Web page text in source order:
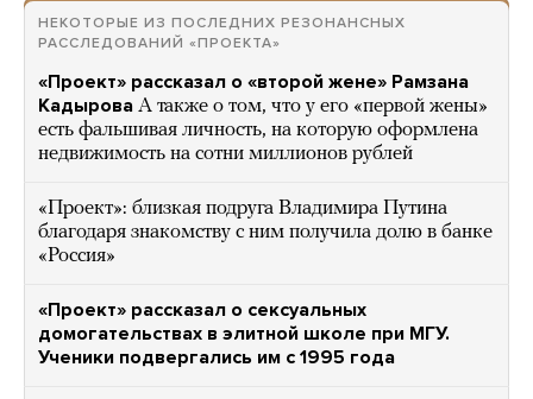
НЕКОТОРЫЕ ИЗ ПОСЛЕДНИХ РЕЗОНАНСНЫХ
РАССЛЕДОВАНИЙ «ПРОЕКТА»
«Проект» рассказал о «второй жене» Рамзана
Кадырова А также о том, что у его «первой жены»
есть фальшивая личность, на которую оформлена
недвижимость на сотни миллионов рублей
«Проект»: близкая подруга Владимира Путина
благодаря знакомству с ним получила долю в банке
«Россия»
«Проект» рассказал о сексуальных
домогательствах в элитной школе при МГУ.
Ученики подвергались им с 1995 года